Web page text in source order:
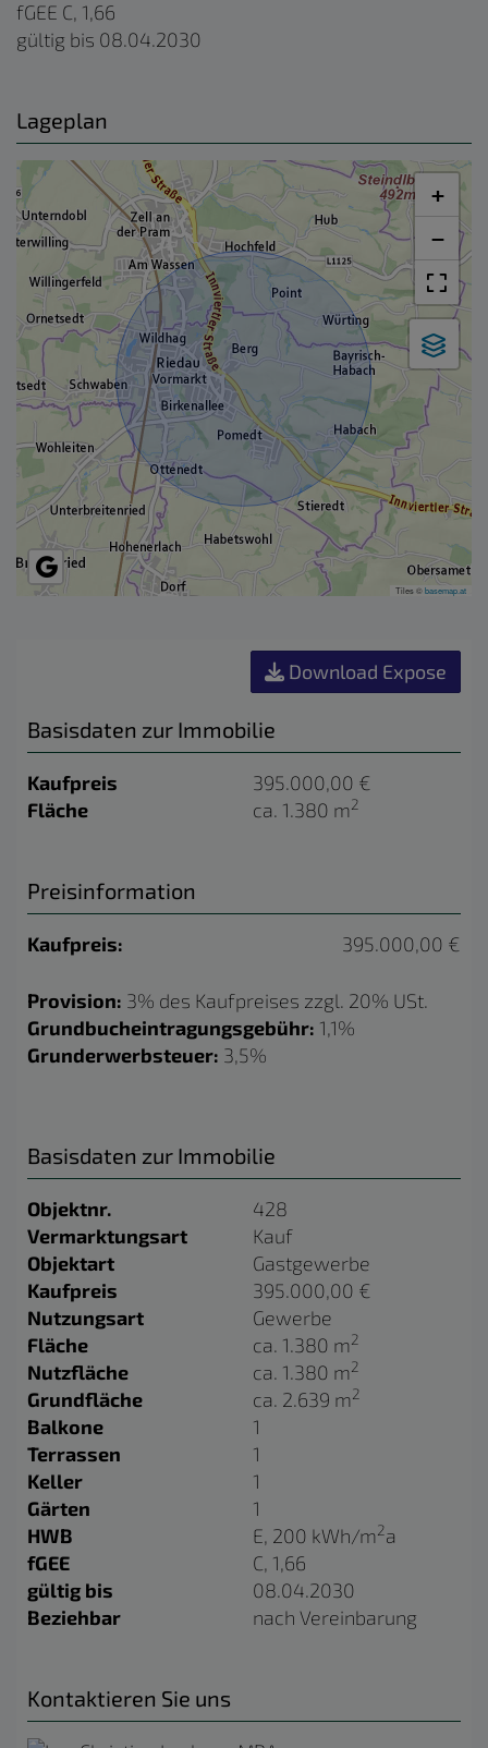
fGEE C, 1,66
gültig bis 08.04.2030
Lageplan
+
−
Tiles ©basemap.at
Download Expose
Basisdaten zur Immobilie
Kaufpreis
395.000,00 €
Fläche
ca. 1.380 m2
Preisinformation
Kaufpreis: 395.000,00 €
Provision: 3% des Kaufpreises zzgl. 20% USt.
Grundbucheintragungsgebühr: 1,1%
Grunderwerbsteuer: 3,5%
Basisdaten zur Immobilie
Objektnr.
428
Vermarktungsart
Kauf
Objektart
Gastgewerbe
Kaufpreis
395.000,00 €
Nutzungsart
Gewerbe
Fläche
ca. 1.380 m2
Nutzfläche ca. 1.380 m2
Grundfläche ca. 2.639 m2
Balkone
1
Terrassen
1
Keller
1
Gärten
1
HWB
E, 200 kWh/m2a
fGEE
C, 1,66
gültig bis
08.04.2030
Beziehbar
nach Vereinbarung
Kontaktieren Sie uns